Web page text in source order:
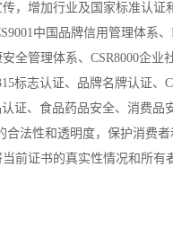
增加行业及国家标准认证
中国品牌信用管理体系
全管理体系、CSR8000企
标志认证、品牌名牌认证、
认证、食品药品安全、消费
法性和透明度，保护消费
前证书的真实性情况和所有